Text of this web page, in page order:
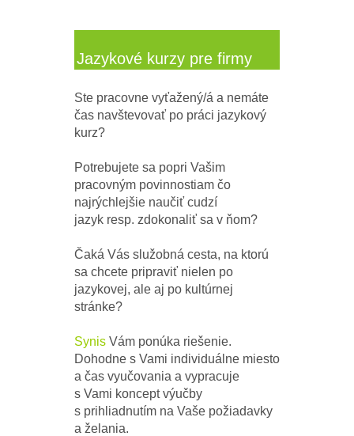
Jazykové kurzy pre firmy
Ste pracovne vyťažený/á a nemáte
čas navštevovať po práci jazykový
kurz?
Potrebujete sa popri Vašim
pracovným povinnostiam čo
najrýchlejšie naučiť cudzí
jazyk resp. zdokonaliť sa v ňom?
Čaká Vás služobná cesta, na ktorú
sa chcete pripraviť nielen po
jazykovej, ale aj po kultúrnej
stránke?
Synis Vám ponúka riešenie.
Dohodne s Vami individuálne miesto
a čas vyučovania a vypracuje
s Vami koncept výučby
s prihliadnutím na Vaše požiadavky
a želania.